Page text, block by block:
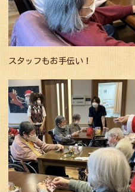
スタッフもお手伝い！